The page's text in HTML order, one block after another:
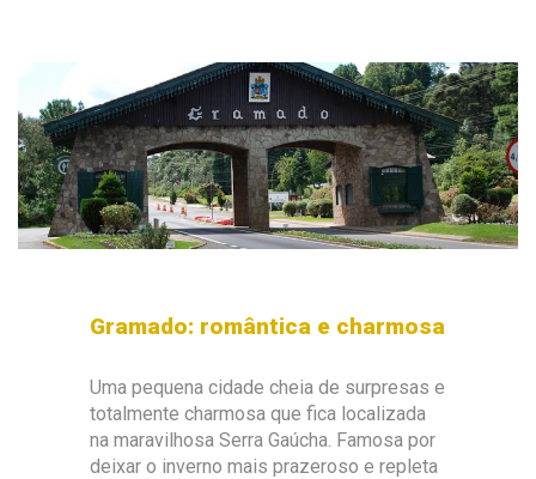
Gramado: romântica e charmosa
Uma pequena cidade cheia de surpresas e
totalmente charmosa que fica localizada
na maravilhosa Serra Gaúcha. Famosa por
deixar o inverno mais prazeroso e repleta